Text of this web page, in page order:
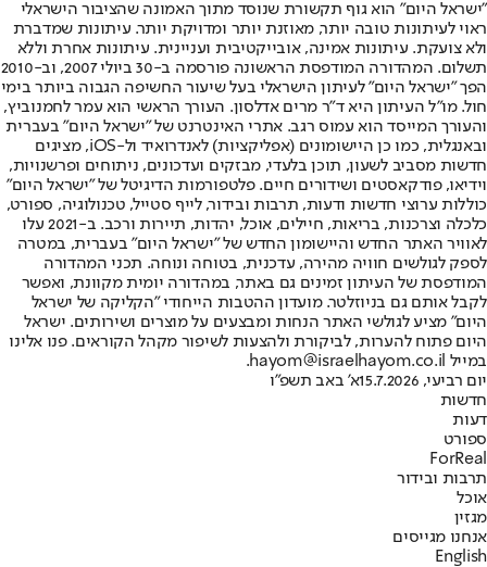
"ישראל היום" הוא גוף תקשורת שנוסד מתוך האמונה שהציבור הישראלי
ראוי לעיתונות טובה יותר, מאוזנת יותר ומדויקת יותר. עיתונות שמדברת
ולא צועקת. עיתונות אמינה, אובייקטיבית ועניינית. עיתונות אחרת וללא
תשלום. המהדורה המודפסת הראשונה פורסמה ב-30 ביולי 2007, וב-2010
הפך "ישראל היום" לעיתון הישראלי בעל שיעור החשיפה הגבוה ביותר בימי
חול. מו"ל העיתון היא ד"ר מרים אדלסון. העורך הראשי הוא עמר לחמנוביץ,
והעורך המייסד הוא עמוס רגב. אתרי האינטרנט של "ישראל היום" בעברית
ובאנגלית, כמו כן היישומונים (אפליקציות) לאנדרואיד ול-iOS, מציגים
חדשות מסביב לשעון, תוכן בלעדי, מבזקים ועדכונים, ניתוחים ופרשנויות,
וידיאו, פודקאסטים ושידורים חיים. פלטפורמות הדיגיטל של "ישראל היום"
כוללות ערוצי חדשות ודעות, תרבות ובידור, לייף סטייל, טכנולוגיה, ספורט,
כלכלה וצרכנות, בריאות, חיילים, אוכל, יהדות, תיירות ורכב. ב-2021 עלו
לאוויר האתר החדש והיישומון החדש של "ישראל היום" בעברית, במטרה
לספק לגולשים חוויה מהירה, עדכנית, בטוחה ונוחה. תכני המהדורה
המודפסת של העיתון זמינים גם באתר, במהדורה יומית מקוונת, ואפשר
לקבל אותם גם בניוזלטר. מועדון ההטבות הייחודי "הקליקה של ישראל
היום" מציע לגולשי האתר הנחות ומבצעים על מוצרים ושירותים. ישראל
היום פתוח להערות, לביקורת ולהצעות לשיפור מקהל הקוראים. פנו אלינו
במייל hayom@israelhayom.co.il.
יום רביעי, 15.7.2026
א' באב תשפ"ו
חדשות
דעות
ספורט
ForReal
תרבות ובידור
אוכל
מגזין
אנחנו מגייסים
English